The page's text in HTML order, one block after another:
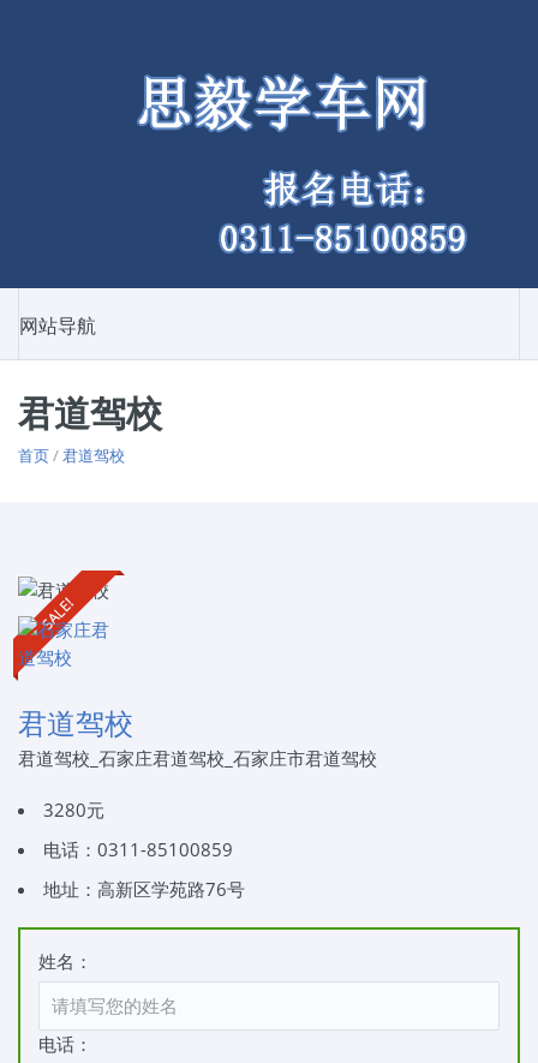
网站导航
君道驾校
首页/君道驾校
君道驾校
君道驾校_石家庄君道驾校_石家庄市君道驾校
3280元
电话：0311-85100859
地址：高新区学苑路76号
姓名：
电话：